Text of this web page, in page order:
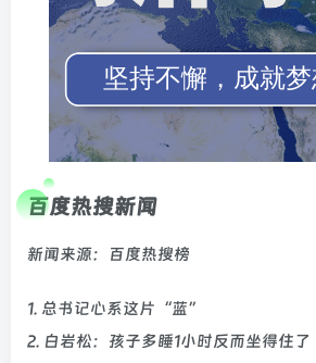
百度热搜新闻
新闻来源：百度热搜榜
1. 总书记心系这片“蓝”
2. 白岩松：孩子多睡1小时反而坐得住了